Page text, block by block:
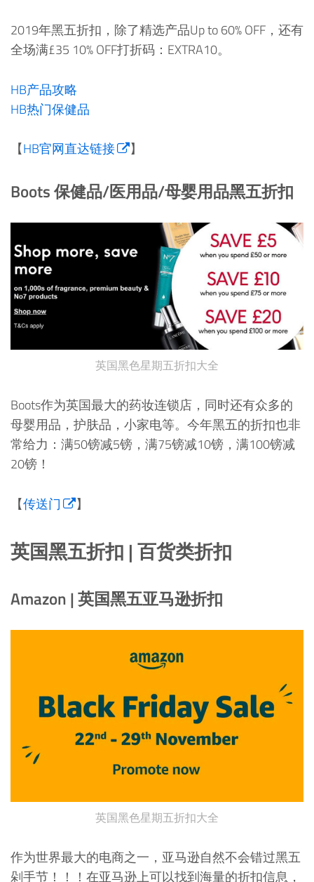
2019年黑五折扣，除了精选产品Up to 60% OFF，还有
全场满£35 10% OFF打折码：EXTRA10。
HB产品攻略
HB热门保健品
【HB官网直达链接 】
Boots 保健品/医用品/母婴用品黑五折扣
英国黑色星期五折扣大全
Boots作为英国最大的药妆连锁店，同时还有众多的
母婴用品，护肤品，小家电等。今年黑五的折扣也非
常给力：满50镑减5镑，满75镑减10镑，满100镑减
20镑！
【传送门 】
英国黑五折扣 | 百货类折扣
Amazon | 英国黑五亚马逊折扣
英国黑色星期五折扣大全
作为世界最大的电商之一，亚马逊自然不会错过黑五
剁手节！！！在亚马逊上可以找到海量的折扣信息，